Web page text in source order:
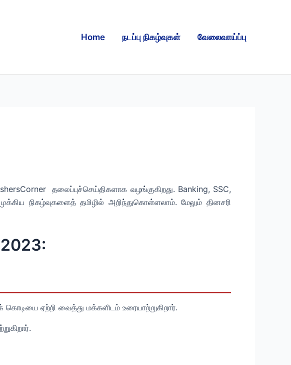
Home நடப்பு நிகழ்வுகள் வேலைவாய்ப்பு
தலைப்புச்செய்திகளாக வழங்குகிறது. Banking, SSC,
நிகழ்வுகளைத் தமிழில் அறிந்துகொள்ளலாம். மேலும் தினசரி
ஏற்றி வைத்து மக்களிடம் உரையாற்றுகிறார்.